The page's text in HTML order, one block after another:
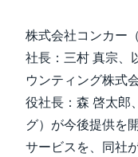
株式会社コンカー
社長：三村 真宗、
ウンティング株式
役社長：森 啓太郎
グ）が今後提供を
サービスを、同社